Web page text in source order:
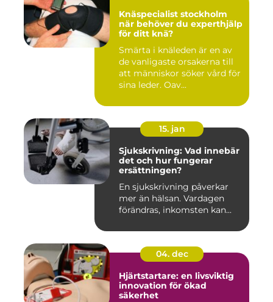
Knäspecialist stockholm
när behöver du experthjälp
för ditt knä?
Smärta i knäleden är en av
de vanligaste orsakerna till
att människor söker vård för
sina leder. Oav...
15. jan
Sjukskrivning: Vad innebär
det och hur fungerar
ersättningen?
En sjukskrivning påverkar
mer än hälsan. Vardagen
förändras, inkomsten kan...
04. dec
Hjärtstartare: en livsviktig
innovation för ökad
säkerhet